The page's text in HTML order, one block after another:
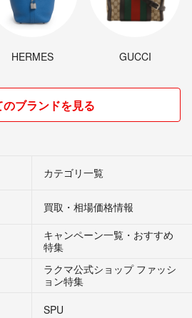
HERMES GUCCI
ブランドを見る
カテゴリ一覧
買取・相場価格情報
キャンペーン一覧・おすすめ
特集
ラクマ公式ショップ ファッシ
ョン特集
SPU